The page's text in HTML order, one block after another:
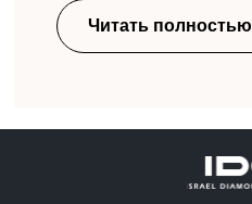
Читать полностью